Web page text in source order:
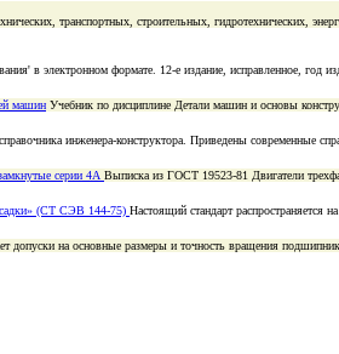
транспортных, строительных, гидротехнических,
в электронном формате. 12-е издание, исправленное, год
машин Учебник по дисциплине Детали машин и основы
инженера-конструктора. Приведены современные
серии 4А Выписка из ГОСТ 19523-81 Двигатели
(СТ СЭВ 144-75) Настоящий стандарт распространяется
допуски на основные размеры и точность вращения